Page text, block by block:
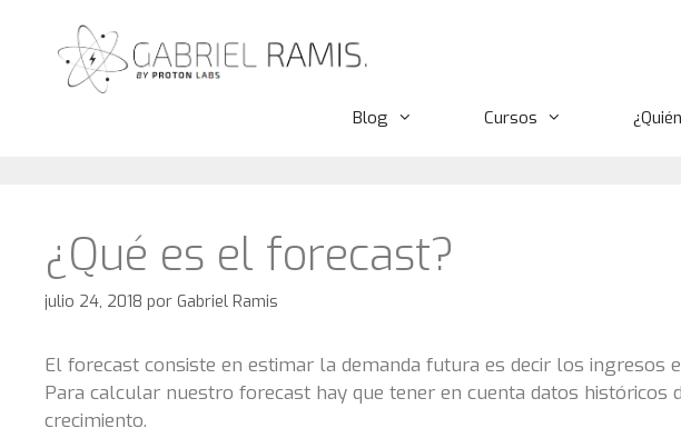
contenido
Blog Cursos
¿Qué es el forecast?
julio 24, 2018 por Gabriel Ramis
El forecast consiste en estimar la demanda futura es decir los ingresos
Para calcular nuestro forecast hay que tener en cuenta datos históricos
crecimiento.